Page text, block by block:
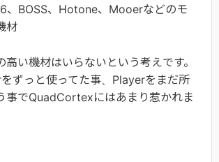
、BOSS、Hotone、Mooerなどのモ
材
高い機材はいらないという考えです。
ずっと使ってた事、Playerをまだ所
事でQuadCortexにはあまり惹かれま